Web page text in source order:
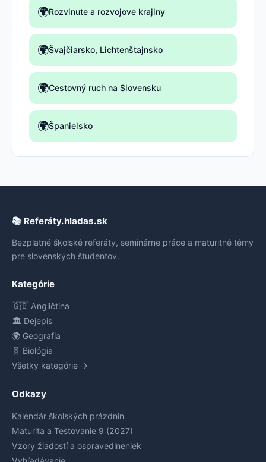
🌍Rozvinute a rozvojove krajiny
🌍Švajčiarsko, Lichtenštajnsko
🌍Cestovný ruch na Slovensku
🌍Španielsko
📚 Referáty.hladas.sk
Bezplatné školské referáty, seminárne práce a maturitné témy
pre slovenských študentov.
Kategórie
🇬🇧 Angličtina
🏛️ Dejepis
🌍 Geografia
🧬 Biológia
Všetky kategórie →
Odkazy
Kalendár školských prázdnin
Maturita a Testovanie 9 (2027)
Vzory žiadostí a ospravedlneniek